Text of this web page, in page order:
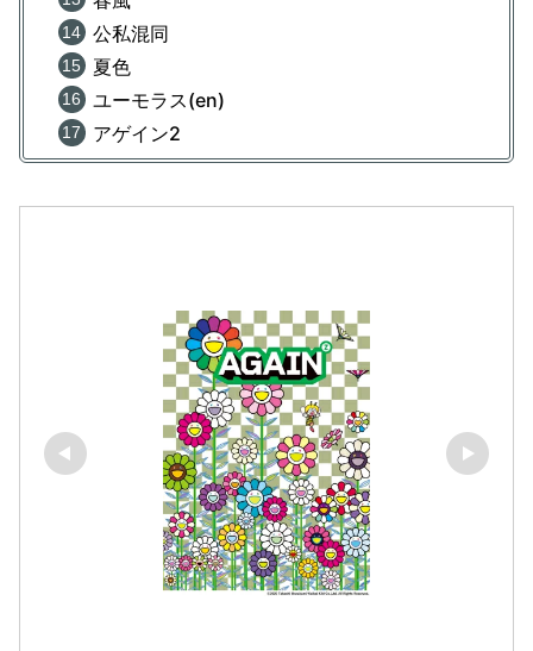
公私混同
夏色
ユーモラス(en)
アゲイン2